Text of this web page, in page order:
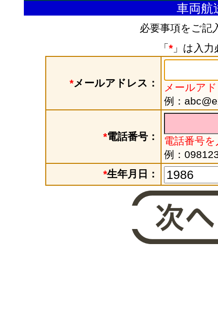
車両航
必要事項をご記
「 *」は入力
*メールアドレス：
メールア
例：
*電話番号：
電話番号
例：
*生年月日：